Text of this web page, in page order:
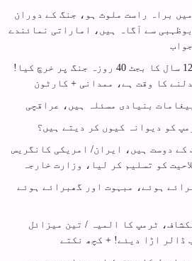
براہ راست ملوث ہو، جنگ کے دوران
سے آگاہ ہیں، اماراتی نمائندے
امریکہ نے ایران کے 12 سال کا بجٹ 40 روزہ جنگ پر خرچ کیا!
کا وقت ہے، ممدانی + کارٹون
بنیادی مسئلہ ہیں، عراقچی
کو دیوانہ کیوں کر دیتے ہیں؟
کے دوست ہیں، ایران/ امریکی کانگریس
کو تسلیم کر لیا، وزارت خارجہ
ہوئے، مبہوت اور گھبرائے ہوئے
ٹرمپ کا المیہ / تین میزائل